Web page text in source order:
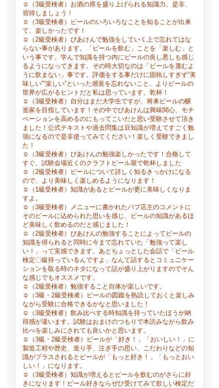
☺（3級受検者）お酒の席を盛り上げられる知識力、是非、
習得しましょう！
☺（3級受検者）ビールのいろいろなことを知ることが出来
て、楽しかったです！
☺（2級受検者）びあけんで勉強をしていく上で忘れてはな
らない事があります。「ビールを飲む」ことを「楽しむ」と
いう事です。学んで知識を持つ内にビールの良し悪しも感じ
るようになってきます。その時大切なのは「ビールを蔑むよ
うに飲まない」事です。評価をする事だけに固執しすぎず“美
味しい”“楽しい”といった感覚を忘れないこと。よりビールの
世界が広がるヒントだと私は思っています。乾杯！
☺（3級受検者）自分はまだ大学生ですが、将来ビールの醸
造家を目指しています！その中でびあけんは興味関心、モチ
ベーションを高めるのにもってこいだと思い受験させて頂き
ました！公式テキストや過去問集は豆知識が増えてすごく勉
強になるので是非使ってみてください！楽しく受験できまし
た！
☺（3級受検者）びあけんの勉強楽しかったです！合格して
すぐ、試験会場近くのクラフトビール屋で乾杯しました
☺（2級受検者）ビールについて詳しく知るきっかけになる
ので、より美味しく楽しめるようになります！
☺（1級受検者）知識があるとビールが更に美味しくなりま
すよ。
☺（3級受検者）メニューに書かれたパブ店主のコメントに
そのビールに込められた思いを感じ、ビールの知識があるほ
ど美味しく飲めるのだと感じました！
☺（2級受検者）びあけんの勉強することによってビールの
知識を得られると同時に今まで忘れていた「勉強って楽し
い！」って実感できます。あとちょっとした会話で「ビール
検定〇級持っているんですよ」なんて話するとコミュニケー
ションを取る時のネタになって話が盛り上がりますのでそん
な感じでもオススメです。
☺（2級受検者）勉強すること自体が楽しいです。
☺（3級・2級受検者）ビールの図鑑を熟読しておくと楽しみ
ながら受験に合格できるかなと思いました！
☺（3級受検者）飲み比べする時知識を持っていたほうが納
得感が違います。試験はおまけのつもりで本読みながら飲み
比べを楽しみにされても良いかと思います。
☺（3級・2級受検者）ビールが「好き！」「おいしい！」に
製造工程や歴史、造り手、注ぎ手の思い、こだわりなどの知
識がプラスされるとビールが「もっと好き！」「もっとおい
しい！」になります。
☺（3級受検者）知識が増えるとビールを飲むのがさらに好
きになります！ビール好きならぜひ受けてみて欲しい検定だ